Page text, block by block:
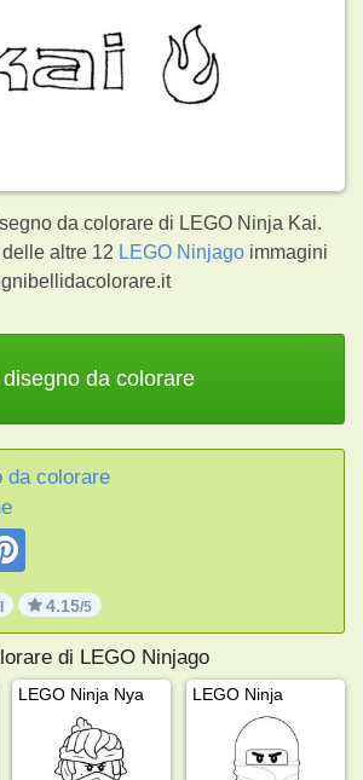
da colorare di LEGO Ninja Kai.
altre 12 LEGO Ninjago immagini
da colorare
da colorare
4.15/5
di LEGO Ninjago
LEGO Ninja Nya LEGO Ninja